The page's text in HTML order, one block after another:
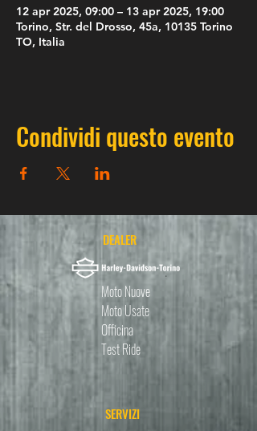
12 apr 2025, 09:00 – 13 apr 2025, 19:00
Torino, Str. del Drosso, 45a, 10135 Torino
TO, Italia
Condividi questo evento
DEALER
Moto Nuove
Moto Usate
Officina
Test Ride
SERVIZI